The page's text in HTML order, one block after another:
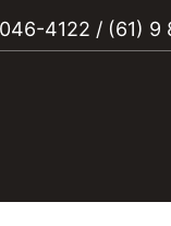
4122 / (61) 9